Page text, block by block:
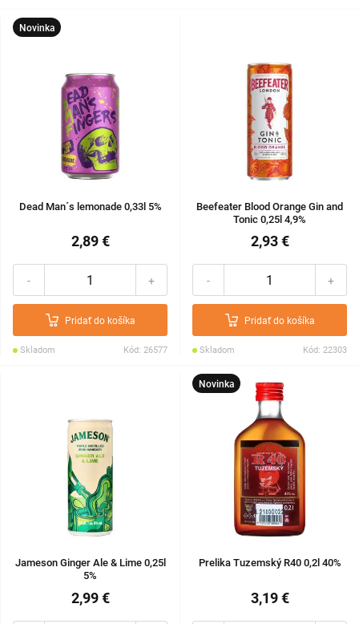
Novinka
Dead Man´s lemonade 0,33l 5%
2,89 €
- +
Pridať do košíka
Skladom Kód: 26577
Beefeater Blood Orange Gin and
Tonic 0,25l 4,9%
2,93 €
- +
Pridať do košíka
Skladom Kód: 22303
Jameson Ginger Ale & Lime 0,25l
5%
2,99 €
Novinka
Prelika Tuzemský R40 0,2l 40%
3,19 €